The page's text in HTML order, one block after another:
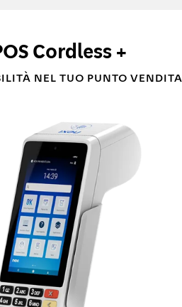
Cordless +
NEL TUO PUNTO VENDITA